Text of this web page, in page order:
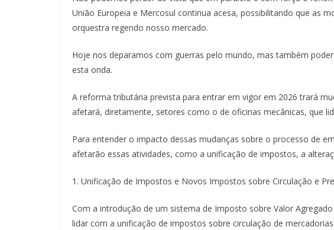
União Europeia e Mercosul continua acesa, possibilitando que as
orquestra regendo nosso mercado.
Hoje nos deparamos com guerras pelo mundo, mas também
esta onda.
A reforma tributária prevista para entrar em vigor em 2026 trará
afetará, diretamente, setores como o de oficinas mecânicas, que
Para entender o impacto dessas mudanças sobre o processo de
afetarão essas atividades, como a unificação de impostos, a
1. Unificação de Impostos e Novos Impostos sobre Circulação e
Com a introdução de um sistema de Imposto sobre Valor
lidar com a unificação de impostos sobre circulação de